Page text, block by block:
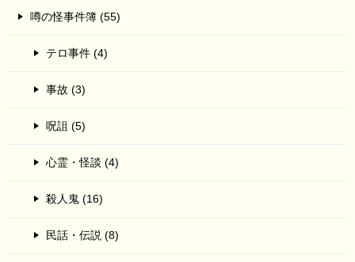
噂の怪事件簿 (55)
テロ事件 (4)
事故 (3)
呪詛 (5)
心霊・怪談 (4)
殺人鬼 (16)
民話・伝説 (8)